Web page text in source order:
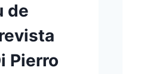
de
Pierro